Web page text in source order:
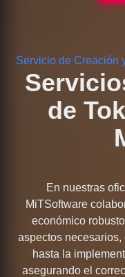
Servicio de Creación
de
En nuestras
MiTSoftware
económico
aspectos
hasta la
asegurando el